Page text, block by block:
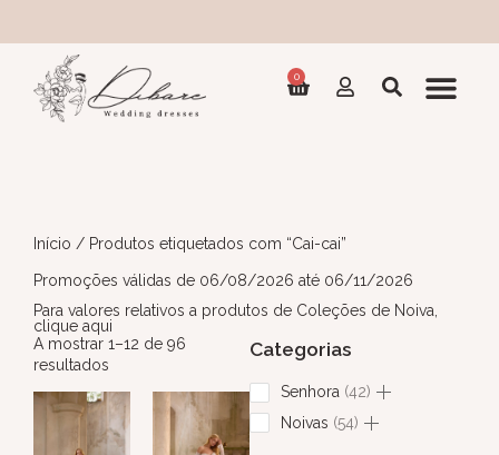
0
Início / Produtos etiquetados com “Cai-cai”
Promoções válidas de 06/08/2026 até 06/11/2026
Para valores relativos a produtos de Coleções de Noiva,
clique aqui
Categorias
Senhora 42
Noivas 54
A mostrar 1–12 de 96
resultados